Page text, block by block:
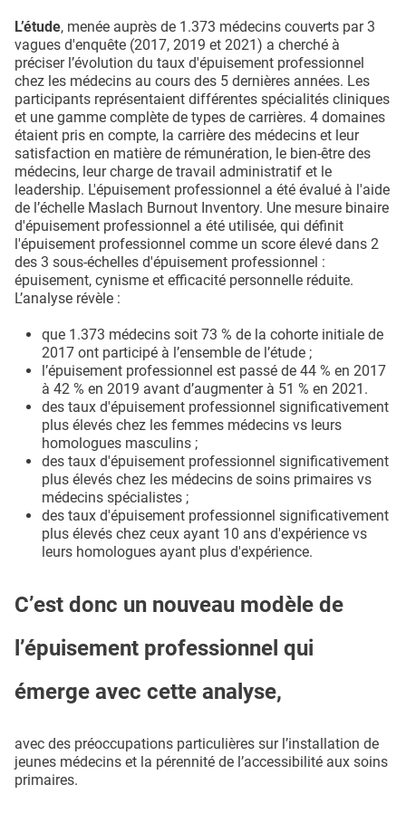
L’étude, menée auprès de 1.373 médecins couverts par 3
vagues d'enquête (2017, 2019 et 2021) a cherché à
préciser l’évolution du taux d'épuisement professionnel
chez les médecins au cours des 5 dernières années. Les
participants représentaient différentes spécialités cliniques
et une gamme complète de types de carrières. 4 domaines
étaient pris en compte, la carrière des médecins et leur
satisfaction en matière de rémunération, le bien-être des
médecins, leur charge de travail administratif et le
leadership. L'épuisement professionnel a été évalué à l'aide
de l’échelle Maslach Burnout Inventory. Une mesure binaire
d'épuisement professionnel a été utilisée, qui définit
l'épuisement professionnel comme un score élevé dans 2
des 3 sous-échelles d'épuisement professionnel :
épuisement, cynisme et efficacité personnelle réduite.
L’analyse révèle :
que 1.373 médecins soit 73 % de la cohorte initiale de
2017 ont participé à l’ensemble de l’étude ;
l’épuisement professionnel est passé de 44 % en 2017
à 42 % en 2019 avant d’augmenter à 51 % en 2021.
des taux d'épuisement professionnel significativement
plus élevés chez les femmes médecins vs leurs
homologues masculins ;
des taux d'épuisement professionnel significativement
plus élevés chez les médecins de soins primaires vs
médecins spécialistes ;
des taux d'épuisement professionnel significativement
plus élevés chez ceux ayant 10 ans d'expérience vs
leurs homologues ayant plus d'expérience.
C’est donc un nouveau modèle de
l’épuisement professionnel qui
émerge avec cette analyse,
avec des préoccupations particulières sur l’installation de
jeunes médecins et la pérennité de l’accessibilité aux soins
primaires.